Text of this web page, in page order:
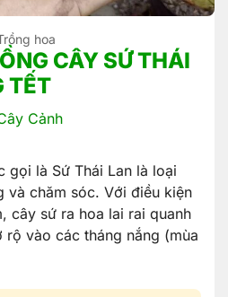
hoa
CÂY SỨ THÁI
TẾT
Cảnh
gọi là Sứ Thái Lan là loại
và chăm sóc. Với điều kiện
cây sứ ra hoa lai rai quanh
rộ vào các tháng nắng (mùa